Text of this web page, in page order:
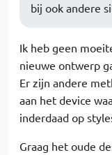
bij ook andere
Ik heb geen
nieuwe ontwerp
Er zijn andere
aan het device
inderdaad op
Graag het oude